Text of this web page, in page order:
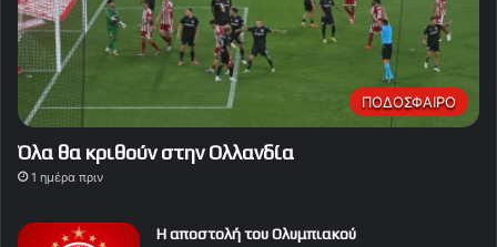
ΠΟΔΟΣΦΑΙΡΟ
Όλα θα κριθούν στην Ολλανδία
1 ημέρα πριν
Η αποστολή του Ολυμπιακού